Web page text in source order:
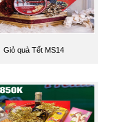
Giỏ quà Tết MS14